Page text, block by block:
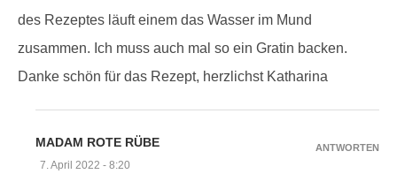
des Rezeptes läuft einem das Wasser im Mund
zusammen. Ich muss auch mal so ein Gratin backen.
Danke schön für das Rezept, herzlichst Katharina
MADAM ROTE RÜBE
7. April 2022 - 8:20
ANTWORTEN